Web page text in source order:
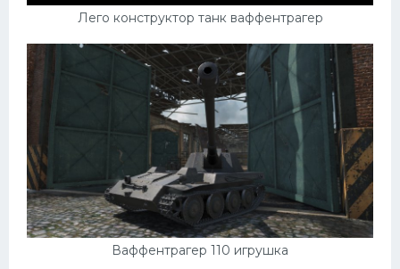
Лего конструктор танк ваффентрагер
Ваффентрагер 110 игрушка